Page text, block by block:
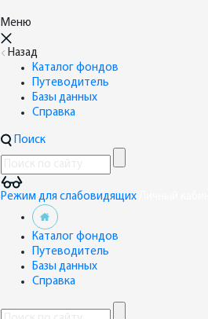
Меню
Назад
Каталог фондов
Путеводитель
Базы данных
Справка
Поиск
Режим для слабовидящих
Каталог фондов
Путеводитель
Базы данных
Справка